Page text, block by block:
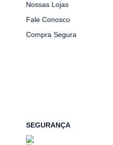
Nossas Lojas
Fale Conosco
Compra Segura
SEGURANÇA